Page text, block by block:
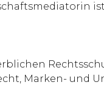
Marken- und